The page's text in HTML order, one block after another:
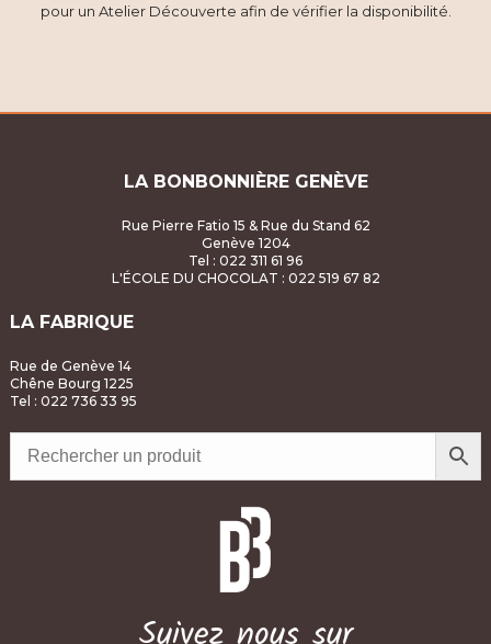
pour un Atelier Découverte afin de vérifier la disponibilité.
LA BONBONNIÈRE GENÈVE
Rue Pierre Fatio 15 & Rue du Stand 62
Genève 1204
Tel : 022 311 61 96
L'ÉCOLE DU CHOCOLAT : 022 519 67 82
LA FABRIQUE
Rue de Genève 14
Chêne Bourg 1225
Tel : 022 736 33 95